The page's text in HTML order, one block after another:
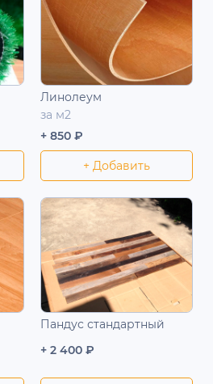
Линолеум
за м2
+ 850 ₽
+ Добавить
Пандус стандартный
+ 2 400 ₽